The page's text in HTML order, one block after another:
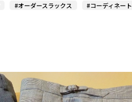
#オーダースラックス
#コーディネート